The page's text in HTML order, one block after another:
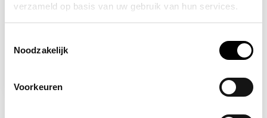
verzameld op basis van uw gebruik van hun services.
Noodzakelijk
Voorkeuren
Op voorraad
Brandblusserkast
dubbel 6-9 kg/liter